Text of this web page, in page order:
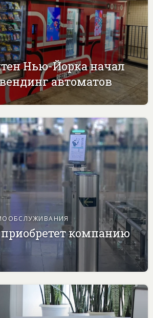
Нью-Йорка начал
автоматов
приобретет компанию